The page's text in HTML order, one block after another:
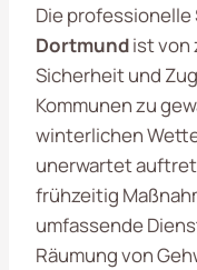
Die professionelle
Dortmundist von
Sicherheit und
Kommunen zu
winterlichen
unerwartet
frühzeitig
umfassende
Räumung von